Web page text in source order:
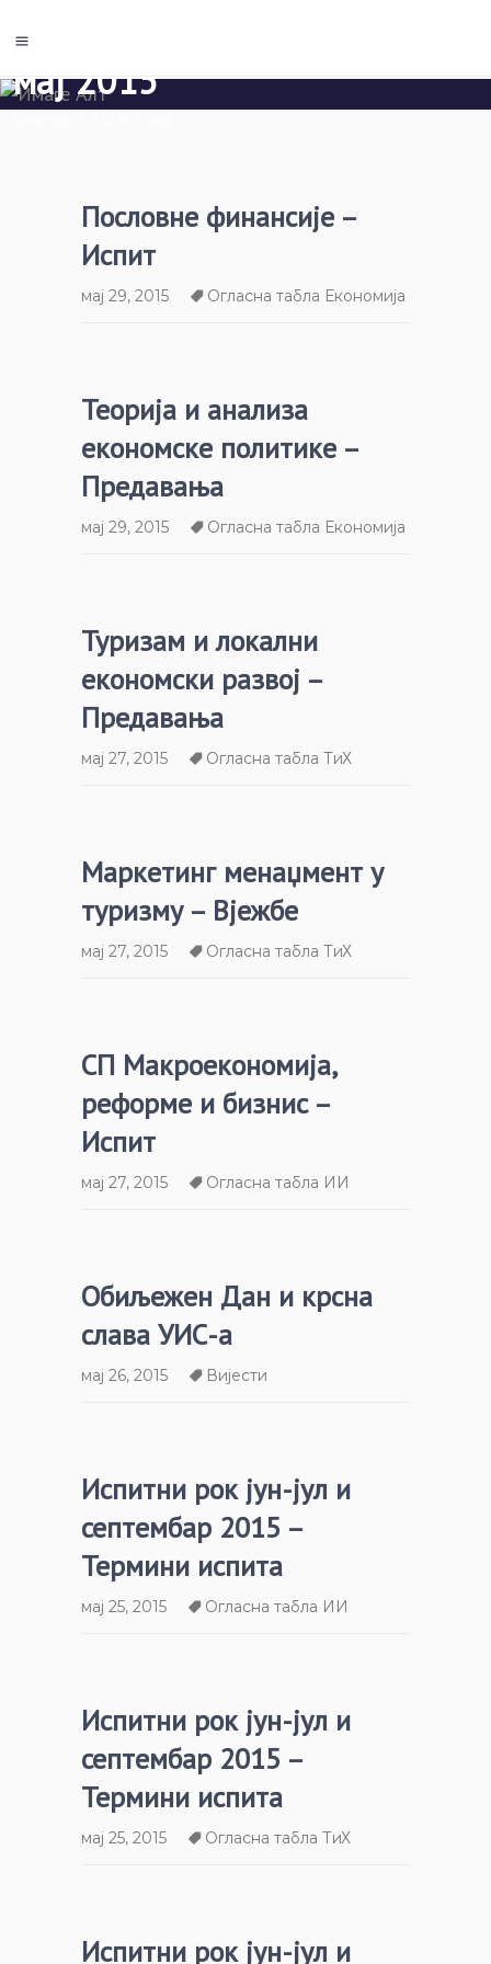
мај 2015
Пословне финансије –
Испит
мај 29, 2015 Огласна табла Економија
Теорија и анализа
економске политике –
Предавања
мај 29, 2015 Огласна табла Економија
Туризам и локални
економски развој –
Предавања
мај 27, 2015 Огласна табла ТиХ
Маркетинг менаџмент у
туризму – Вјежбе
мај 27, 2015 Огласна табла ТиХ
СП Макроекономија,
реформе и бизнис –
Испит
мај 27, 2015 Огласна табла ИИ
Обиљежен Дан и крсна
слава УИС-а
мај 26, 2015 Вијести
Испитни рок јун-јул и
септембар 2015 –
Термини испита
мај 25, 2015 Огласна табла ИИ
Испитни рок јун-јул и
септембар 2015 –
Термини испита
мај 25, 2015 Огласна табла ТиХ
Испитни рок јун-јул и